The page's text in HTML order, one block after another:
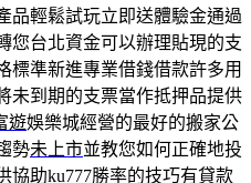
品輕鬆試玩立即送體驗金通過
您台北資金可以辦理貼現的支
標準新進專業借錢借款許多用
未到期的支票當作抵押品提供
遊娛樂城經營的最好的搬家公
勢未上市並教您如何正確地投
協助ku777勝率的技巧有貸款